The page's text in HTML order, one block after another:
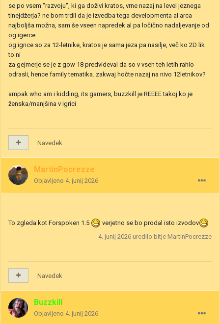
se po vsem "razvoju", ki ga doživi kratos, vrne nazaj na level jeznega
tinejdžerja? ne bom trdil da je izvedba tega developmenta al arca
najboljša možna, sam še vseen napredek al pa ločično nadaljevanje od
og igerce
og igrice so za 12-letnike, kratos je sama jeza pa nasilje, več ko 2D lik
to ni
za gejmerje se je z gow 18 predvideval da so v vseh teh letih rahlo
odrasli, hence family tematika. zakwaj hočte nazaj na nivo 12letnikov?
ampak who am i kidding, its gamers, buzzkill je REEEE takoj ko je
ženska/manjšina v igrici
Navedek
MartinPocrezze
Objavljeno 4. junij 2026
To zgleda kot Forspoken 1.5
verjetno se bo prodal isto izvodov
4. junij 2026 uredilo bitje MartinPocrezze
Navedek
Buzzkill
Objavljeno 4. junij 2026